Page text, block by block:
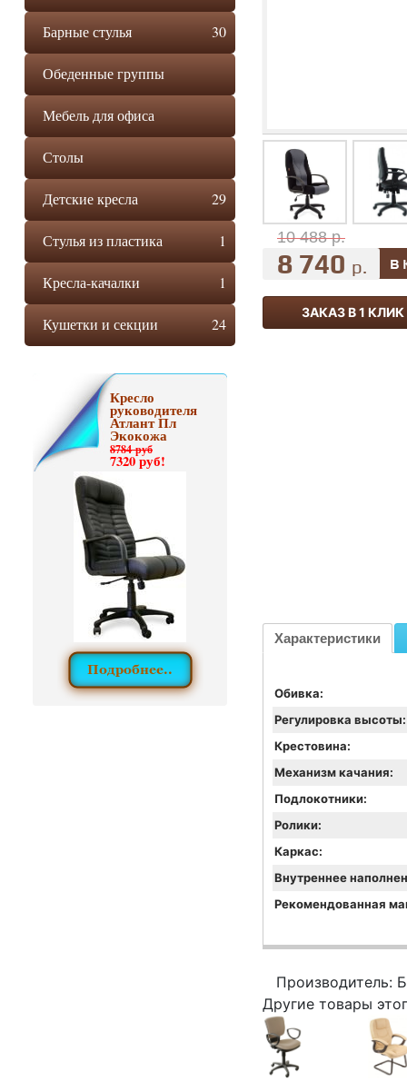
30
Барные стулья
Обеденные группы
Мебель для офиса
Столы
29
Детские кресла
1
Стулья из пластика
1
Кресла-качалки
24
Кушетки и секции
Кресло
руководителя
Атлант Пл
Экокожа
8784 руб
7320 руб!
10 488 р.
8 740 р.
ЗАКАЗ В 1 КЛИК
Характеристики
Обивка:
Регулировка высоты:
Крестовина:
Механизм качания:
Подлокотники:
Ролики:
Каркас:
Внутреннее
Рекомендованная
Производитель:
Другие товары